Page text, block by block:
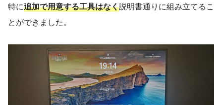
特に追加で用意する工具はなく説明書通りに組み立てるこ
とができました。